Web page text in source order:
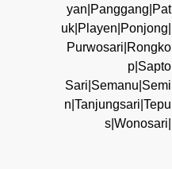
yan|Panggang|Pat
uk|Playen|Ponjong|
Purwosari|Rongko
p|Sapto
Sari|Semanu|Semi
n|Tanjungsari|Tepu
s|Wonosari|